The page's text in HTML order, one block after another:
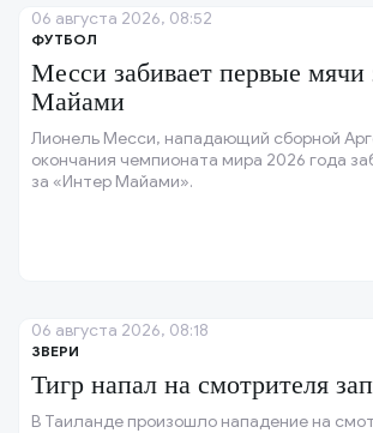
ФУТБОЛ
Месси забивает первые мячи
Майами
Лионель Месси, нападающий сборной
окончания чемпионата мира 2026 года
за «Интер Майами».
06 августа 2026, 08:52
ЗВЕРИ
Тигр напал на смотрителя
В Таиланде произошло нападение на
06 августа 2026, 08:18